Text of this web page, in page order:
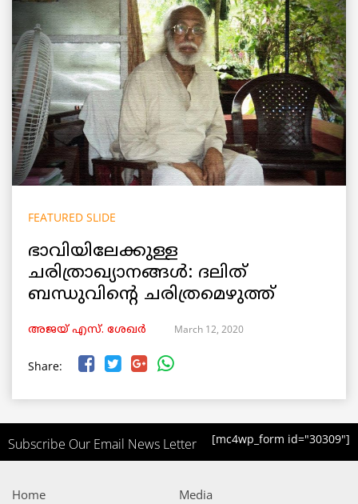
FEATURED SLIDE
ഭാവിയിലേക്കുള്ള
ചരിത്രാഖ്യാനങ്ങൾ: ദലിത്
ബന്ധുവിന്‍റെ ചരിത്രമെഴുത്ത്
അജയ് എസ്. ശേഖര്‍ March 12, 2020
Share:
Subscribe Our Email News Letter [mc4wp_form id="30309"]
Home
Media